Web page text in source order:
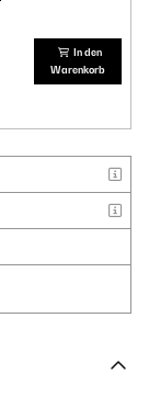
In den
Warenkorb